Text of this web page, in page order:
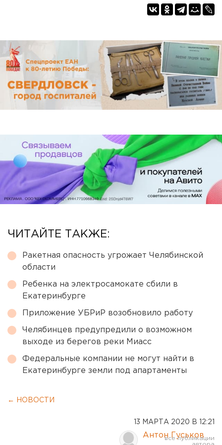
ЧИТАЙТЕ ТАКЖЕ:
Ракетная опасность угрожает Челябинской
области
Ребенка на электросамокате сбили в
Екатеринбурге
Приложение УБРиР возобновило работу
Челябинцев предупредили о возможном
выходе из берегов реки Миасс
Федеральные компании не могут найти в
Екатеринбурге земли под апартаменты
← НОВОСТИ
13 МАРТА 2020 В 12:21
Антон Гуськов